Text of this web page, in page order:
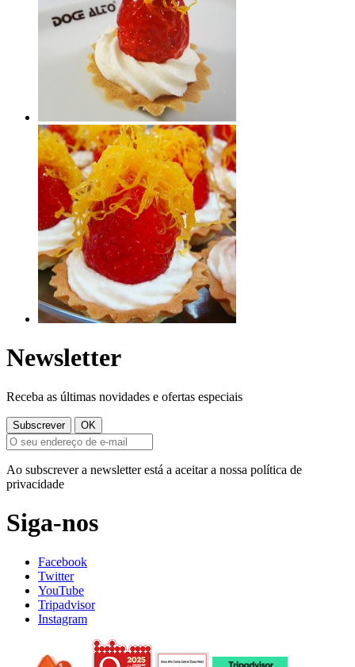
Newsletter
Receba as últimas novidades e ofertas especiais
Ao subscrever a newsletter está a aceitar a nossa política de
privacidade
Siga-nos
Facebook
Twitter
YouTube
Tripadvisor
Instagram